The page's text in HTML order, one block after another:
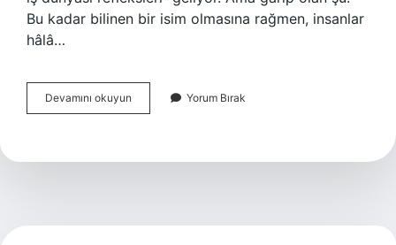
Bu kadar bilinen bir isim olmasına rağmen, insanlar
hâlâ…
Devamını okuyun Abdullah
Kiğılı
?
Yorum Bırak